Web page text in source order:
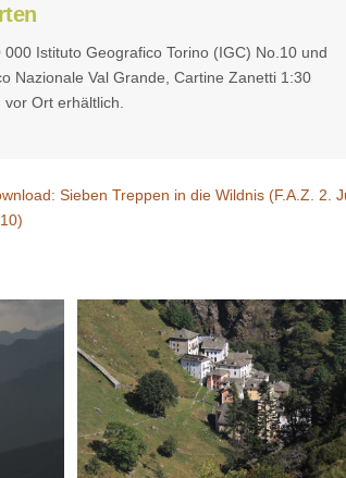
000 Istituto Geografico Torino (IGC) No.10 und
Nazionale Val Grande, Cartine Zanetti 1:30
vor Ort erhältlich.
Sieben Treppen in die Wildnis (F.A.Z. 2.